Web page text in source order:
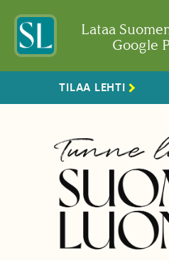
Lataa
Google
TILAA LEHTI